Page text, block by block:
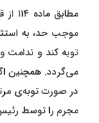
موجب حد، به
توبه کند و ندامت
می‌گردد. همچنین
در صورت توبه‌ی
مجرم را توسط